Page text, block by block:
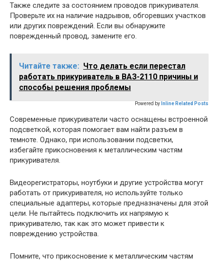
Также следите за состоянием проводов прикуривателя.
Проверьте их на наличие надрывов, обгоревших участков
или других повреждений. Если вы обнаружите
поврежденный провод, замените его.
Читайте также: Что делать если перестал
работать прикуриватель в ВАЗ-2110 причины и
способы решения проблемы
Powered by Inline Related Posts
Современные прикуриватели часто оснащены встроенной
подсветкой, которая помогает вам найти разъем в
темноте. Однако, при использовании подсветки,
избегайте прикосновения к металлическим частям
прикуривателя.
Видеорегистраторы, ноутбуки и другие устройства могут
работать от прикуривателя, но используйте только
специальные адаптеры, которые предназначены для этой
цели. Не пытайтесь подключить их напрямую к
прикуривателю, так как это может привести к
повреждению устройства.
Помните, что прикосновение к металлическим частям